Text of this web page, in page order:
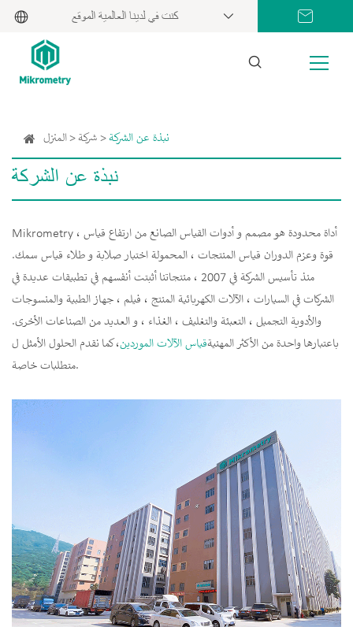
كنت في لدينا العالمية الموقع
المنزل شركة نبذة عن الشركة
نبذة عن الشركة
Mikrometry أداة محدودة هو مصمم و أدوات القياس الصانع من ارتفاع قياس ،
قوة وعزم الدوران قياس المنتجات ، المحمولة اختبار صلابة و طلاء قياس سمك.
منذ تأسيس الشركة في 2007 ، منتجاتنا أثبتت أنفسهم في تطبيقات عديدة في
الشركات في السيارات ، الآلات الكهربائية المنتج ، فيلم ، جهاز الطبية والمنسوجات
والأدوية التجميل ، التعبئة والتغليف ، الغذاء ، و العديد من الصناعات الأخرى.
باعتبارها واحدة من الأكثر المهنيةقياس الآلات الموردين، كما نقدم الحلول الأمثل ل
متطلبات خاصة.